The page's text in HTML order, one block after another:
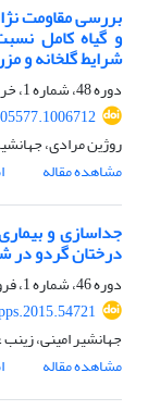
بررسی مقاومت
و گیاه کامل
شرایط گلخانه و
دوره 48، شماره 1، خرداد 1396، صفحه
روژین مرادی،
مشاهده مقاله
جداسازی و
درختان گردو در
دوره 46، شماره 1، فروردین 1394، صفحه
جهانشیر امینی،
مشاهده مقاله